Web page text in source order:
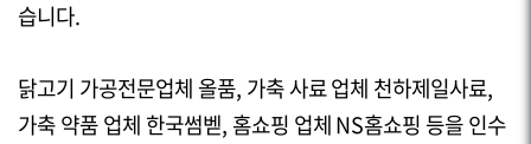
습니다.
닭고기 가공전문업체 올품, 가축 사료 업체 천하제일사료,
가축 약품 업체 한국썸벧, 홈쇼핑 업체NS홈쇼핑 등을 인수